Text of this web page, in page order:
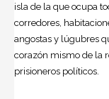
isla de la que ocupa
corredores,
angostas y lúgubres
corazón mismo de la
prisioneros políticos.